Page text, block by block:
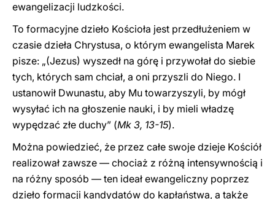
ewangelizacji ludzkości.
To formacyjne dzieło Kościoła jest przedłużeniem w
czasie dzieła Chrystusa, o którym ewangelista Marek
pisze: „(Jezus) wyszedł na górę i przywołał do siebie
tych, których sam chciał, a oni przyszli do Niego. I
ustanowił Dwunastu, aby Mu towarzyszyli, by mógł
wysyłać ich na głoszenie nauki, i by mieli władzę
wypędzać złe duchy” (Mk 3, 13-15).
Można powiedzieć, że przez całe swoje dzieje Kościół
realizował zawsze — chociaż z różną intensywnością i
na różny sposób — ten ideał ewangeliczny poprzez
dzieło formacji kandydatów do kapłaństwa, a także